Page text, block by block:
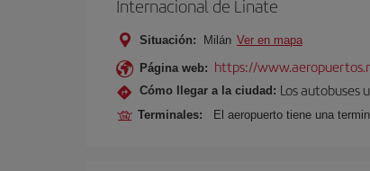
Internacional de Linate
Situación: Milán Ver en mapa
Página web: https://
Cómo llegar a la ciudad: Los autobuses
Terminales: El aeropuerto tiene una